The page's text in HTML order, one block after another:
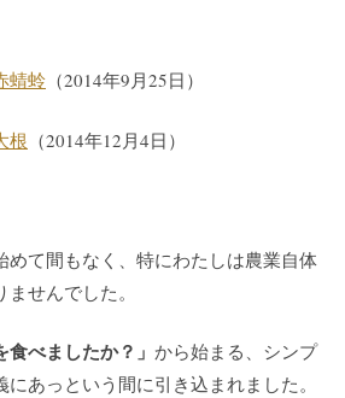
蜻蛉 （2014年9月25日）
根 （2014年12月4日）
めて間もなく、特にわたしは農業自体
せんでした。
食べましたか？」 から始まる、シンプ
あっという間に引き込まれました。